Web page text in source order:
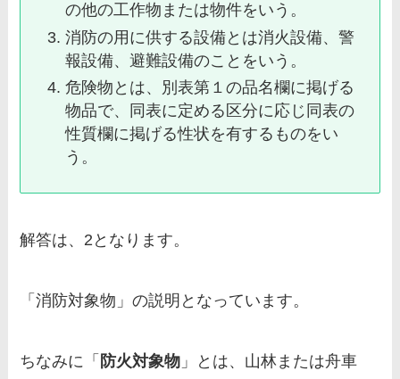
の他の工作物または物件をいう。
消防の用に供する設備とは消火設備、警
報設備、避難設備のことをいう。
危険物とは、別表第１の品名欄に掲げる
物品で、同表に定める区分に応じ同表の
性質欄に掲げる性状を有するものをい
う。
解答は、2となります。
「消防対象物 」の説明となっています。
ちなみに「 防火対象物 」とは、山林または舟車